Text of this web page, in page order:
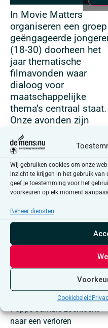
Wij gebruiken cookies om onze
inzicht te krijgen in het gebruik van
geef je toestemming voor het
voorkeuren op elk moment
Beheer diensten
Cookiebeleid
In Movie Matters
organiseren een groep
geëngageerde
(18-30) doorheen het
jaar thematische
filmavonden waar
dialoog voor
maatschappelijke
thema’s centraal staat.
Onze avonden zijn
toegankelijk voor
iedereen met een
passie voor film en/of
maatschappelijke
issues.
The Jacket
(2024) neemt je
mee in het leven van Jamal
Hindawi, een Palestijnse
man die opgroeide in het
vluchtelingenkamp van
Shatila in Beiroet. In deze
zachtaardige maar diep
indringende documentaire
volgt filmmaker Mathijs
Poppe Jamals zoektocht
naar een verloren